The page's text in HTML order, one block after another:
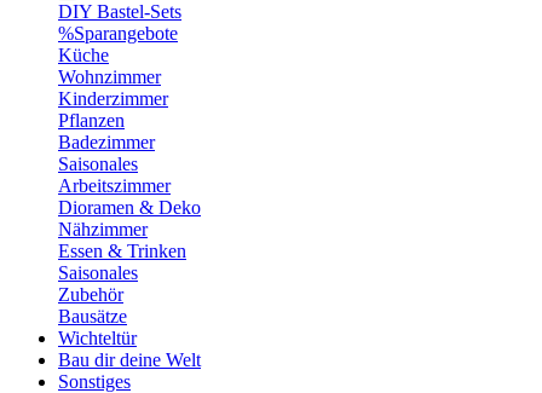
DIY Bastel-Sets
%Sparangebote
Küche
Wohnzimmer
Kinderzimmer
Pflanzen
Badezimmer
Saisonales
Arbeitszimmer
Dioramen & Deko
Nähzimmer
Essen & Trinken
Saisonales
Zubehör
Bausätze
Wichteltür
Bau dir deine Welt
Sonstiges